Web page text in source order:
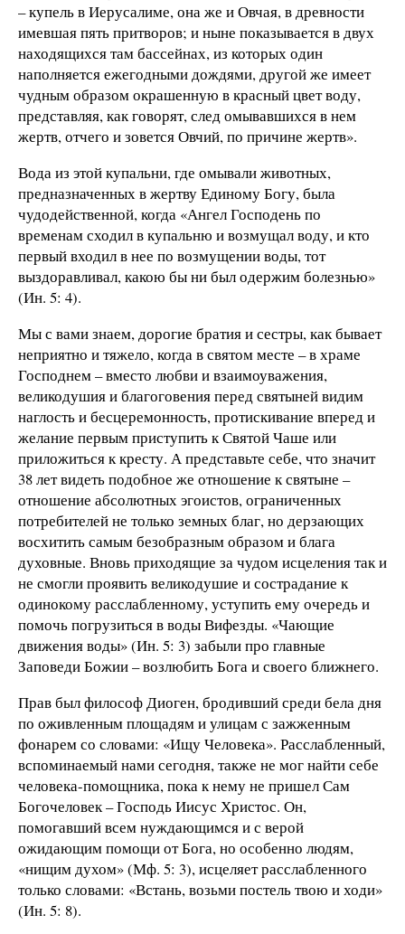
– купель в Иерусалиме, она же и Овчая, в древности
имевшая пять притворов; и ныне показывается в двух
находящихся там бассейнах, из которых один
наполняется ежегодными дождями, другой же имеет
чудным образом окрашенную в красный цвет воду,
представляя, как говорят, след омывавшихся в нем
жертв, отчего и зовется Овчий, по причине жертв».
Вода из этой купальни, где омывали животных,
предназначенных в жертву Единому Богу, была
чудодейственной, когда «Ангел Господень по
временам сходил в купальню и возмущал воду, и кто
первый входил в нее по возмущении воды, тот
выздоравливал, какою бы ни был одержим болезнью»
(Ин. 5: 4).
Мы с вами знаем, дорогие братия и сестры, как бывает
неприятно и тяжело, когда в святом месте – в храме
Господнем – вместо любви и взаимоуважения,
великодушия и благоговения перед святыней видим
наглость и бесцеремонность, протискивание вперед и
желание первым приступить к Святой Чаше или
приложиться к кресту. А представьте себе, что значит
38 лет видеть подобное же отношение к святыне –
отношение абсолютных эгоистов, ограниченных
потребителей не только земных благ, но дерзающих
восхитить самым безобразным образом и блага
духовные. Вновь приходящие за чудом исцеления так и
не смогли проявить великодушие и сострадание к
одинокому расслабленному, уступить ему очередь и
помочь погрузиться в воды Вифезды. «Чающие
движения воды» (Ин. 5: 3) забыли про главные
Заповеди Божии – возлюбить Бога и своего ближнего.
Прав был философ Диоген, бродивший среди бела дня
по оживленным площадям и улицам с зажженным
фонарем со словами: «Ищу Человека». Расслабленный,
вспоминаемый нами сегодня, также не мог найти себе
человека-помощника, пока к нему не пришел Сам
Богочеловек – Господь Иисус Христос. Он,
помогавший всем нуждающимся и с верой
ожидающим помощи от Бога, но особенно людям,
«нищим духом» (Мф. 5: 3), исцеляет расслабленного
только словами: «Встань, возьми постель твою и ходи»
(Ин. 5: 8).